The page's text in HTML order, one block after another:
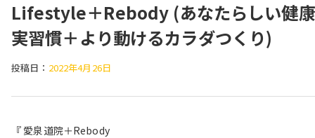
Lifestyle＋Rebody (あなたらしい健
実習慣＋より動けるカラダつくり)
投稿日： 2022年4月26日
『 愛泉道院＋Rebody